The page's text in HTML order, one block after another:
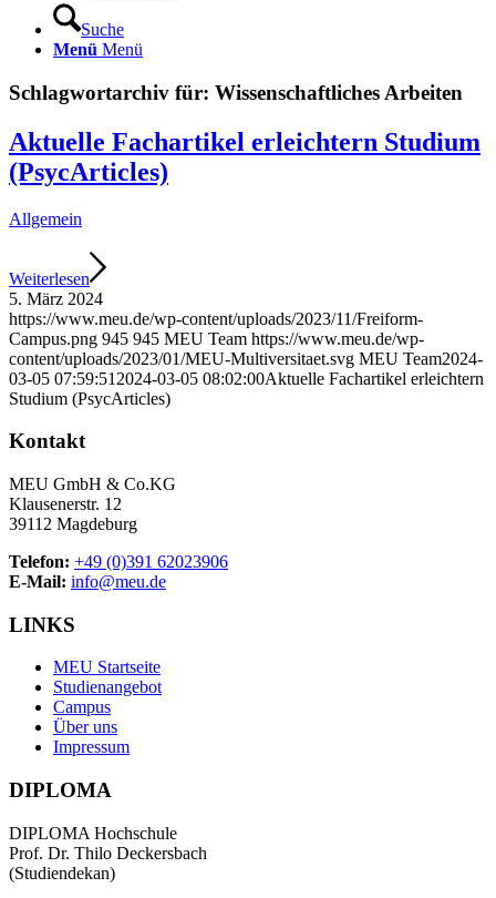
Suche
Menü Menü
Schlagwortarchiv für: Wissenschaftliches Arbeiten
Aktuelle Fachartikel erleichtern Studium
(PsycArticles)
Allgemein
Weiterlesen
5. März 2024
https://www.meu.de/wp-content/uploads/2023/11/Freiform-
Campus.png 945 945 MEU Team https://www.meu.de/wp-
content/uploads/2023/01/MEU-Multiversitaet.svg MEU Team2024-
03-05 07:59:51 2024-03-05 08:02:00Aktuelle Fachartikel erleichtern
Studium (PsycArticles)
Kontakt
MEU GmbH & Co.KG
Klausenerstr. 12
39112 Magdeburg
Telefon: +49 (0)391 62023906
E-Mail: info@meu.de
LINKS
MEU Startseite
Studienangebot
Campus
Über uns
Impressum
DIPLOMA
DIPLOMA Hochschule
Prof. Dr. Thilo Deckersbach
(Studiendekan)